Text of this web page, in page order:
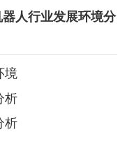
人行业发展环境分
境
析
析